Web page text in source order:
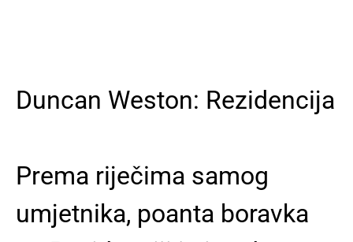
Duncan Weston: Rezidencija
Prema riječima samog
umjetnika, poanta boravka